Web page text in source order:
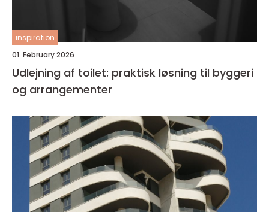
inspiration
01. February 2026
Udlejning af toilet: praktisk løsning til byggeri
og arrangementer